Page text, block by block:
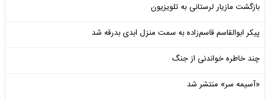
بازگشت مازیار لرستانی به تلویزیون
پیکر ابوالقاسم قاسم‌زاده به سمت منزل ابدی بدرقه شد
چند خاطره خواندنی از جنگ
«آسیمه سر» منتشر شد